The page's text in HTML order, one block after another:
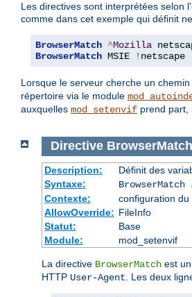
Les directives sont interprétées selon
comme dans cet exemple qui définit
BrowserMatch ^Mozilla
BrowserMatch MSIE ! netscape
Lorsque le serveur cherche un
répertoire via le module
auxquelles mod_setenvif prend part,
Directive BrowserMatch
Description:
Définit des
Syntaxe:
BrowserMatch
Contexte:
configuration
AllowOverride: FileInfo
Statut:
Base
Module:
mod_setenvif
La directive BrowserMatch est
HTTP User-Agent . Les deux